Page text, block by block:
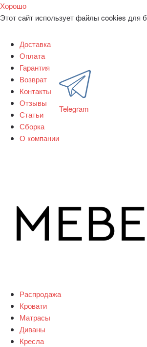
Хорошо
Этот сайт использует файлы cookies для
Доставка
Оплата
Гарантия
Возврат
Контакты
Отзывы
Статьи
Сборка
О компании
Telegram
Распродажа
Кровати
Матрасы
Диваны
Кресла